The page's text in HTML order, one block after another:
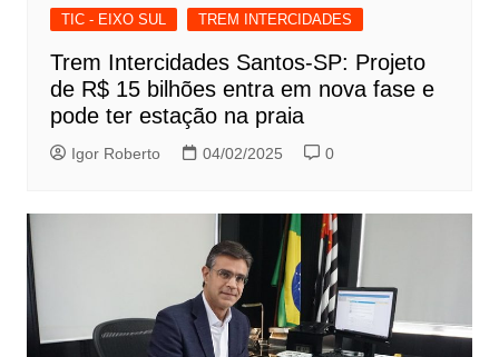
TIC - EIXO SUL TREM INTERCIDADES
Trem Intercidades Santos-SP: Projeto
de R$ 15 bilhões entra em nova fase e
pode ter estação na praia
Igor Roberto 04/02/2025 0